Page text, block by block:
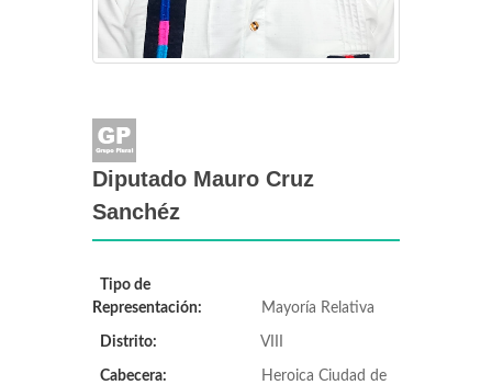
Diputado Mauro Cruz
Sanchéz
Tipo de
Representación:
Mayoría Relativa
Distrito: VIII
Cabecera:
Heroica Ciudad de